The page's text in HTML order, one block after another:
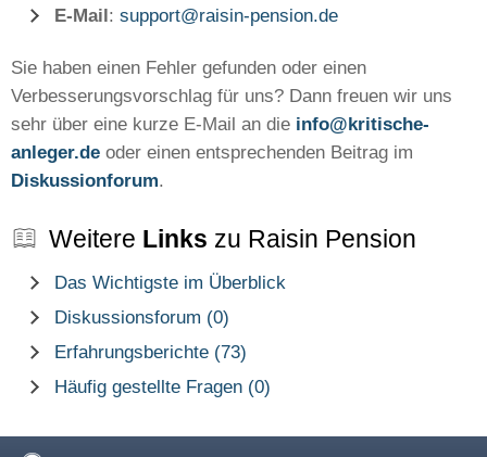
E-Mail: support@raisin-pension.de
Sie haben einen Fehler gefunden oder einen
Verbesserungsvorschlag für uns? Dann freuen wir uns
sehr über eine kurze E-Mail an die info@kritische-
anleger.de oder einen entsprechenden Beitrag im
Diskussionforum.
Weitere Links zu Raisin Pension
Das Wichtigste im Überblick
Diskussionsforum (0)
Erfahrungsberichte (73)
Häufig gestellte Fragen (0)